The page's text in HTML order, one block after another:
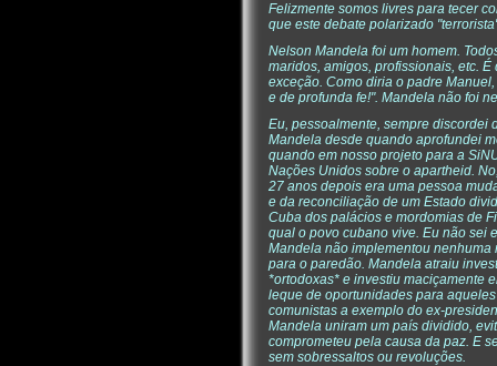
Felizmente somos livres para tecer
que este debate polarizado
Nelson Mandela foi um homem.
maridos, amigos, profissionais, etc.
exceção. Como diria o padre
e de profunda fe!". Mandela não foi
Eu, pessoalmente, sempre discordei
Mandela desde quando aprofundei
quando em nosso projeto para a
Nações Unidos sobre o apartheid.
27 anos depois era uma pessoa
e da reconciliação de um Estado
Cuba dos palácios e mordomias de
qual o povo cubano vive. Eu não sei
Mandela não implementou
para o paredão. Mandela atraiu
*ortodoxas* e investiu maciçamente
leque de oportunidades para
comunistas a exemplo do ex-
Mandela uniram um país dividido,
comprometeu pela causa da paz. E
sem sobressaltos ou revoluções.